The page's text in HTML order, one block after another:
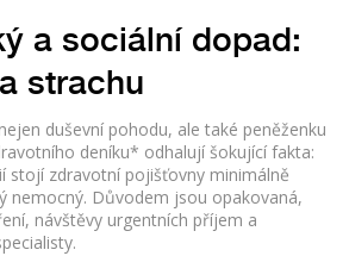
a sociální dopad:
strachu
duševní pohodu, ale také peněženku
deníku* odhalují šokující fakta:
stojí zdravotní pojišťovny minimálně
nemocný. Důvodem jsou opakovaná,
návštěvy urgentních příjem a